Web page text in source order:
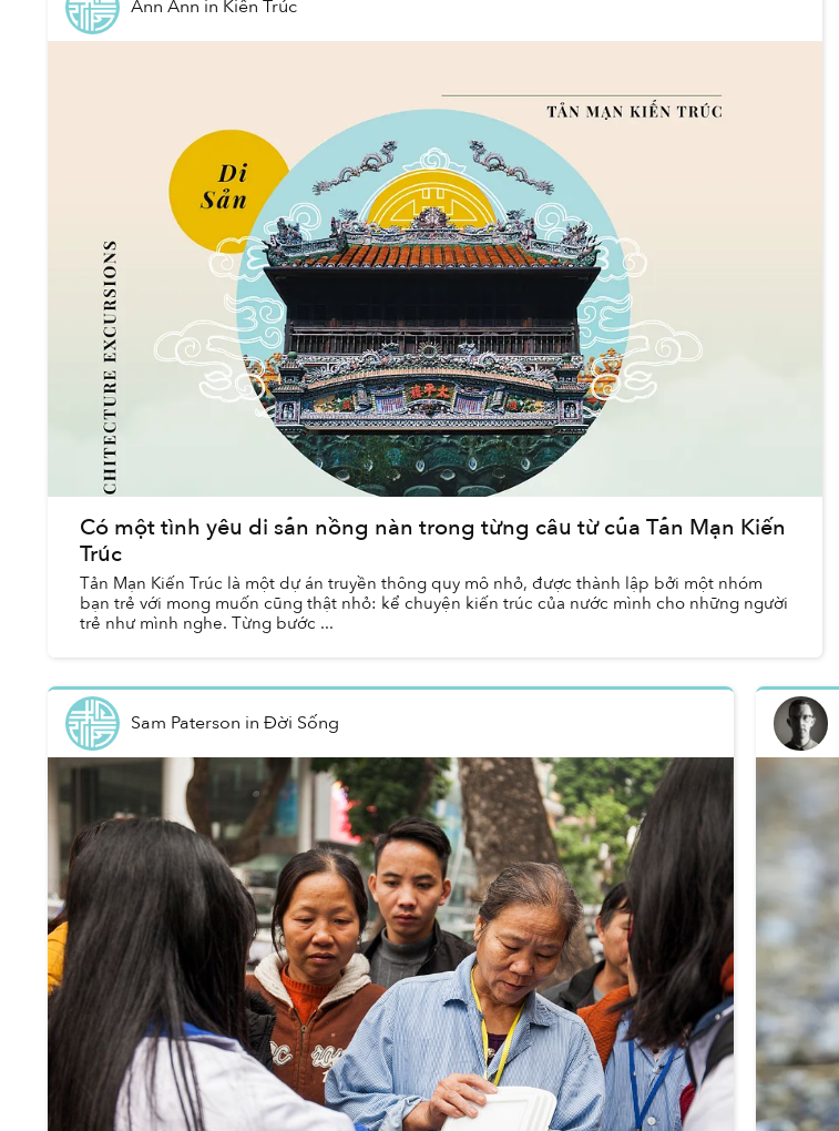
Ann Ann in Kiến Trúc
Có một tình yêu di sản nồng nàn trong từng câu từ của Tản Mạn Kiến
Trúc
Tản Mạn Kiến Trúc là một dự án truyền thông quy mô nhỏ, được thành lập bởi một nhóm
bạn trẻ với mong muốn cũng thật nhỏ: kể chuyện kiến trúc của nước mình cho những người
trẻ như mình nghe. Từng bước ...
Sam Paterson in Đời Sống